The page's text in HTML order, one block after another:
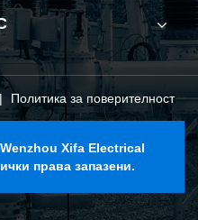
| Политика за поверителност
Xifa Electrical
права запазени.